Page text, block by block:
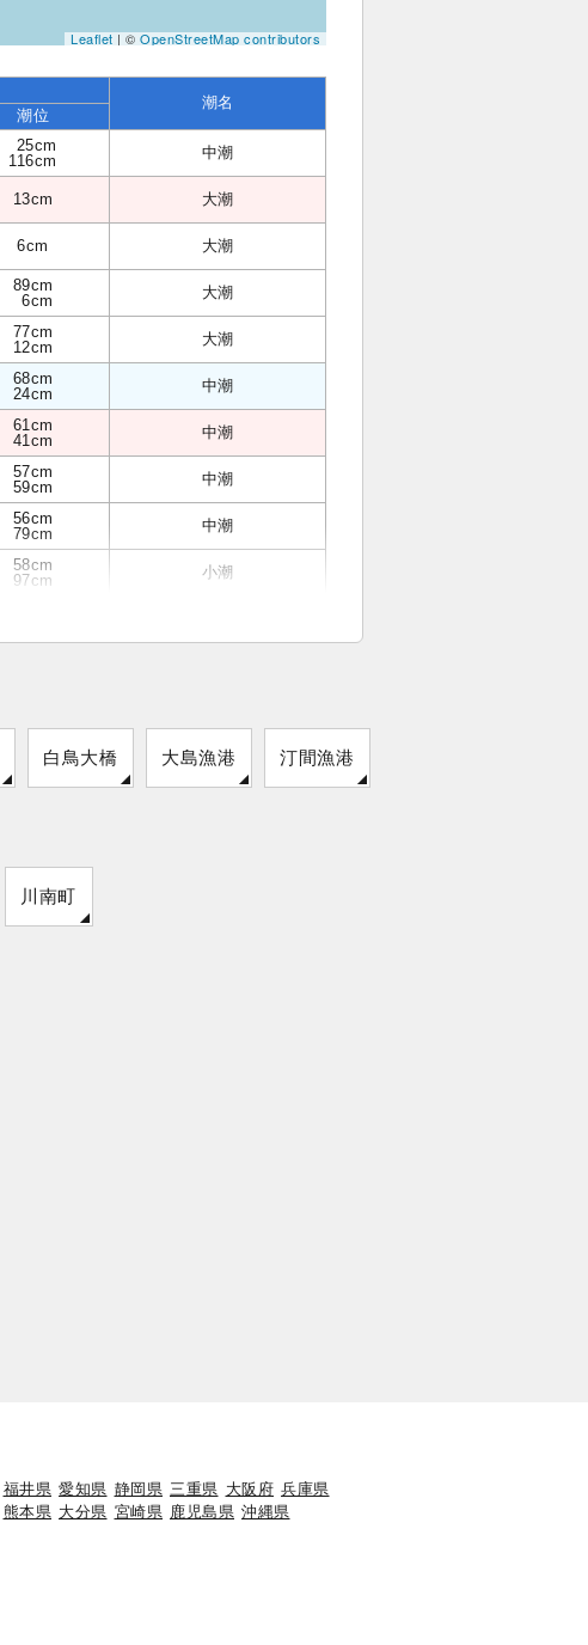
Leaflet| ©OpenStreetMap contributors
潮名
潮位
25cm
116cm
中潮
13cm 大潮
6cm 大潮
89cm
6cm
大潮
77cm
12cm
大潮
68cm
24cm
中潮
61cm
41cm
中潮
57cm
59cm
中潮
56cm
79cm
中潮
58cm
97cm
小潮
白鳥大橋 大島漁港 汀間漁港
川南町
福井県 愛知県 静岡県 三重県 大阪府 兵庫県
熊本県 大分県 宮崎県 鹿児島県 沖縄県